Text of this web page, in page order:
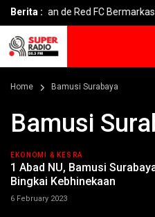
Berita :de Red FC Bermarkas Resmi
Home Bamusi Surabaya
Bamusi
EKONOMI & KESRA
1 Abad NU, Bamusi
Bingkai Kebhinekaan
6 February 2023